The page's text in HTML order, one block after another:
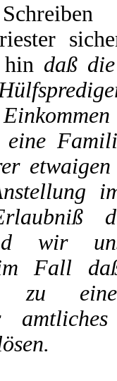
daß
eine
wir
Fall
zu